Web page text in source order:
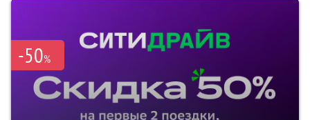
-50%